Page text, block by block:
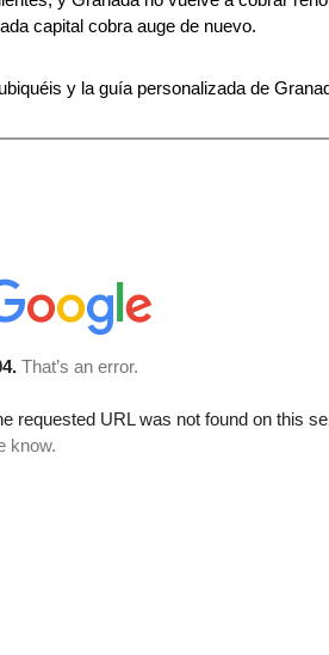
capital cobra auge de nuevo.
y la guía personalizada de